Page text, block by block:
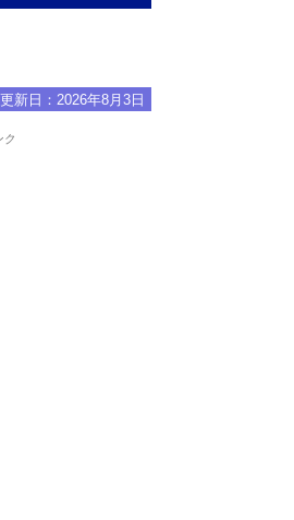
新日： 2026年8月3日
ク